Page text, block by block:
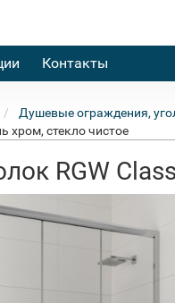
Контакты
Душевые ограждения,
хром, стекло чистое
RGW